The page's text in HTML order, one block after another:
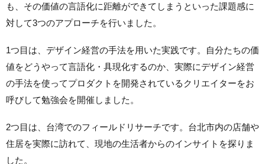
も、その価値の言語化に距離ができてしまうといった課題感に
対して3つのアプローチを行いました。
1つ目は、デザイン経営の手法を用いた実践です。自分たちの価
値をどうやって言語化・具現化するのか、実際にデザイン経営
の手法を使ってプロダクトを開発されているクリエイターをお
呼びして勉強会を開催しました。
2つ目は、台湾でのフィールドリサーチです。台北市内の店舗や
住居を実際に訪れて、現地の生活者からのインサイトを探りま
した。